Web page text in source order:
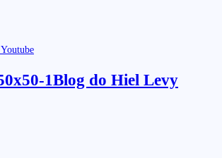
Youtube
Blog do Hiel Levy